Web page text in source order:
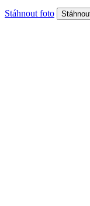
Stáhnout foto